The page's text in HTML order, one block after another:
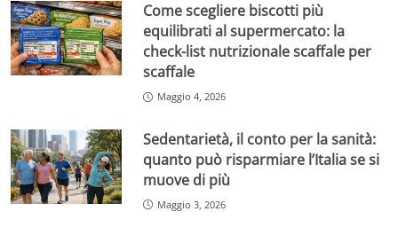
Come scegliere biscotti più
equilibrati al supermercato: la
check-list nutrizionale scaffale per
scaffale
Maggio 4, 2026
Sedentarietà, il conto per la sanità:
quanto può risparmiare l’Italia se si
muove di più
Maggio 3, 2026